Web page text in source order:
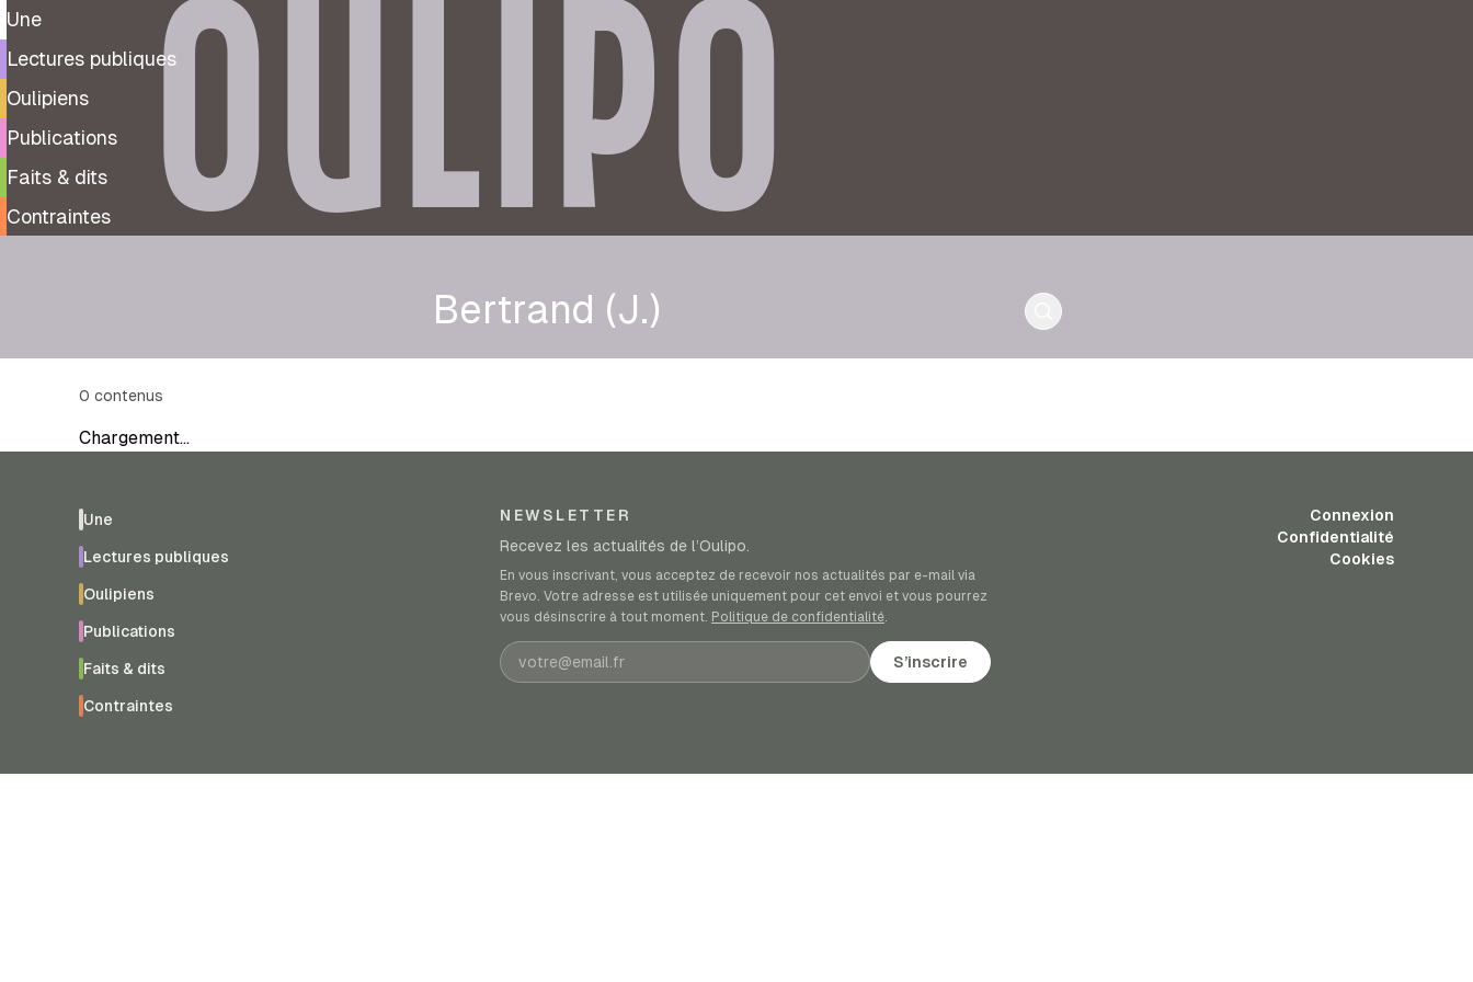
Une
Lectures publiques
Oulipiens
Publications
Faits & dits
Contraintes
OULIPO
Bertrand (J.)
0 contenus
Chargement…
Une
Lectures publiques
Oulipiens
Publications
Faits & dits
Contraintes
NEWSLETTER
Recevez les actualités de l’Oulipo.
En vous inscrivant, vous acceptez de recevoir nos actualités par e-mail via
Brevo. Votre adresse est utilisée uniquement pour cet envoi et vous pourrez
vous désinscrire à tout moment. Politique de confidentialité.
Adresse e-mail S’inscrire
Connexion
Confidentialité
Cookies